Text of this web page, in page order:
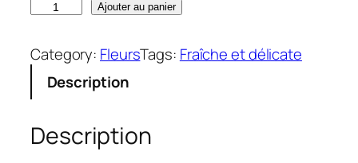
a
n
t
é
Ajouter au panier
Category: FleursTags: Fraîche et délicate
Description
Description